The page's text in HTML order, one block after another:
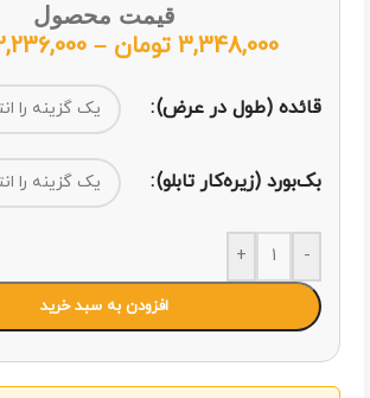
قیمت محصول
3,348,000 تومان –
قائده (طول در عرض)
بک‌بورد (زیره‌کار تابلو)
-
+
افزودن به سبد خرید